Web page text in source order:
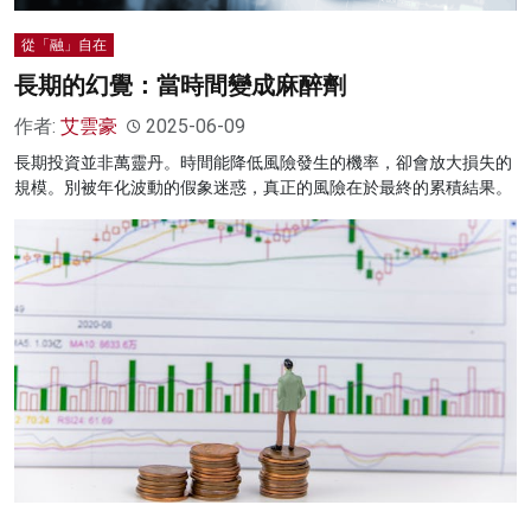
從「融」自在
長期的幻覺：當時間變成麻醉劑
作者: 艾雲豪 2025-06-09
長期投資並非萬靈丹。時間能降低風險發生的機率，卻會放大損失的
規模。別被年化波動的假象迷惑，真正的風險在於最終的累積結果。